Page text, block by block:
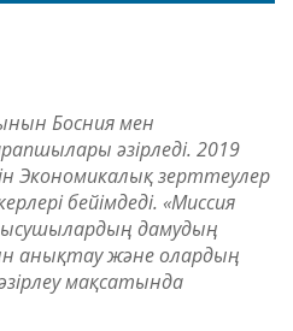
Босния мен
әзірледі. 2019
Экономикалық зерттеулер
бейімдеді. «Миссия
дамудың
анықтау және олардың
мақсатында